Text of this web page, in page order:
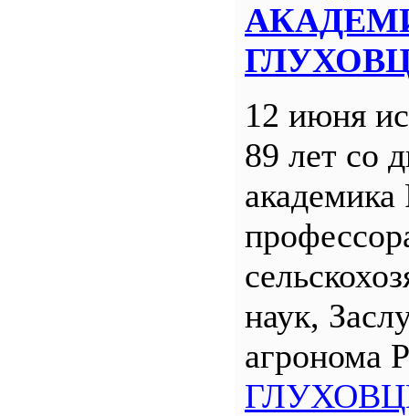
12 июня
89 лет со
наук,
агронома